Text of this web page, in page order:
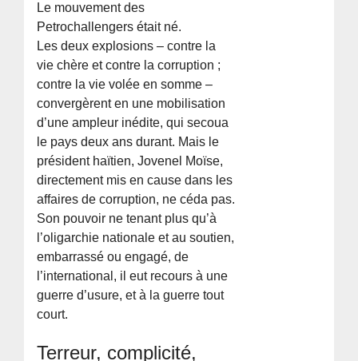
Le mouvement des
Petrochallengers était né.
Les deux explosions – contre la
vie chère et contre la corruption ;
contre la vie volée en somme –
convergèrent en une mobilisation
d’une ampleur inédite, qui secoua
le pays deux ans durant. Mais le
président haïtien, Jovenel Moïse,
directement mis en cause dans les
affaires de corruption, ne céda pas.
Son pouvoir ne tenant plus qu’à
l’oligarchie nationale et au soutien,
embarrassé ou engagé, de
l’international, il eut recours à une
guerre d’usure, et à la guerre tout
court.
Terreur, complicité,